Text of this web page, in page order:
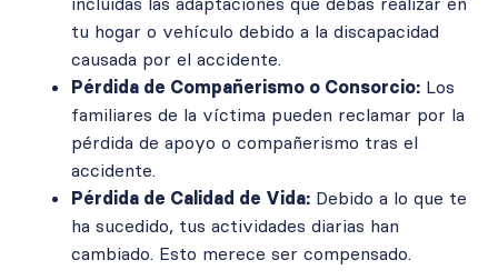
tu hogar o vehículo debido a la discapacidad
causada por el accidente.
Pérdida de Compañerismo o Consorcio: Los
familiares de la víctima pueden reclamar por la
pérdida de apoyo o compañerismo tras el
accidente.
Pérdida de Calidad de Vida: Debido a lo que te
ha sucedido, tus actividades diarias han
cambiado. Esto merece ser compensado.